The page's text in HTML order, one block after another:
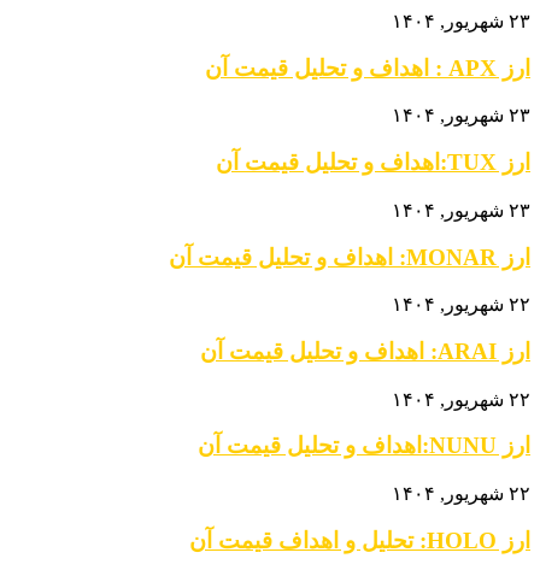
۲۳ شهریور, ۱۴۰۴
ارز APX : اهداف و تحلیل قیمت آن
۲۳ شهریور, ۱۴۰۴
ارز TUX:اهداف و تحلیل قیمت آن
۲۳ شهریور, ۱۴۰۴
ارز MONAR: اهداف و تحلیل قیمت آن
۲۲ شهریور, ۱۴۰۴
ارز ARAI: اهداف و تحلیل قیمت آن
۲۲ شهریور, ۱۴۰۴
ارز NUNU:اهداف و تحلیل قیمت آن
۲۲ شهریور, ۱۴۰۴
ارز HOLO: تحلیل و اهداف قیمت آن